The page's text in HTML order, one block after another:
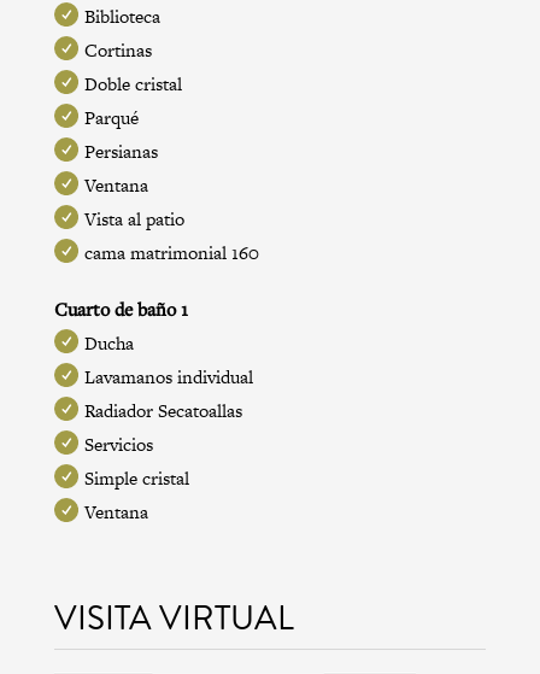
Biblioteca
Cortinas
Doble cristal
Parqué
Persianas
Ventana
Vista al patio
cama matrimonial 160
Cuarto de baño 1
Ducha
Lavamanos individual
Radiador Secatoallas
Servicios
Simple cristal
Ventana
VISITA VIRTUAL